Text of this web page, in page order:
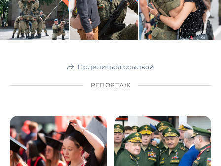
Поделиться ссылкой
РЕПОРТАЖ